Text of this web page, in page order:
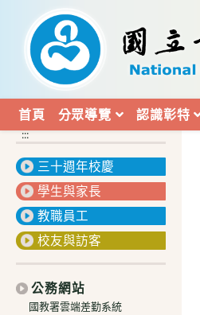
內
首頁 分眾導覽 認識彰特
:::
三十週年校慶
學生與家長
教職員工
校友與訪客
公務網站
國教署雲端差勤系統